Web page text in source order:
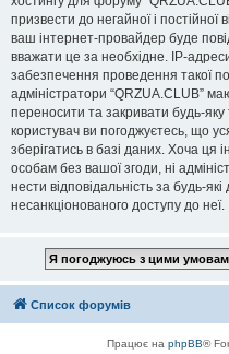
призвести до негайної і
ваш інтернет-провайдер буде
вважати це за необхідне. IP-
забезпечення проведення такої
адміністратори “QRZUA.CLUB”
переносити та закривати будь-
користувач ви погоджуєтесь, що
зберігатись в базі даних. Хоча ця
особам без вашої згоди, ні
нести відповідальність за будь-
несанкціонованого доступу до неї.
Список форумів
Працює на phpBB®